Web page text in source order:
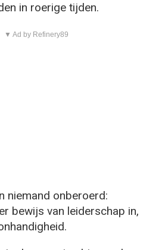
in roerige tijden.
▼ Ad by Refinery89
niemand onberoerd:
bewijs van leiderschap in,